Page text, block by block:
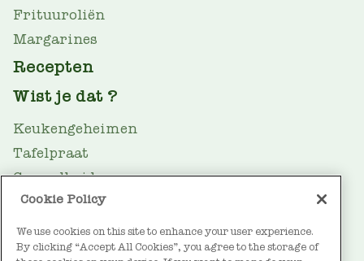
Frituuroliën
Margarines
Recepten
Wist je dat ?
Keukengeheimen
Tafelpraat
Gezondheid
Oliegids
Duurzaamheid
Cookie Policy
We use cookies on this site to enhance your user experience.
By clicking “Accept All Cookies”, you agree to the storage of